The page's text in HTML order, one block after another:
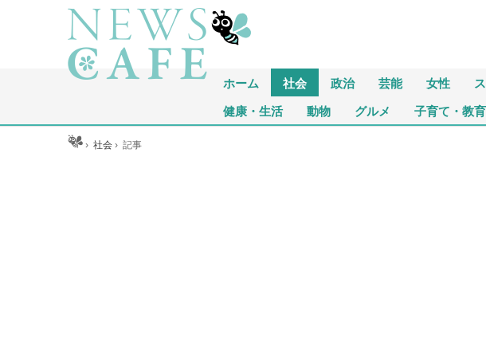
ホーム 社会 政治 芸能 女性
健康・生活 動物 グルメ 子育て・教育
ホーム ›社会 ›記事